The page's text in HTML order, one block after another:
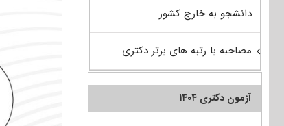
دانشجو به خارج کشور
مصاحبه با رتبه های برتر دکتری
آزمون دکتری ۱۴۰۴